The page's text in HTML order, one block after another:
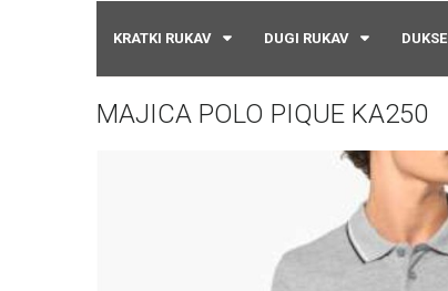
KRATKI RUKAV DUGI RUKAV DUKSE
MAJICA POLO PIQUE KA250